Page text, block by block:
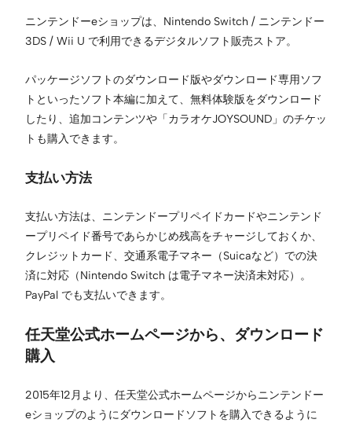
ニンテンドーeショップは、Nintendo Switch / ニンテンドー
3DS / Wii U で利用できるデジタルソフト販売ストア。
パッケージソフトのダウンロード版やダウンロード専用ソフ
トといったソフト本編に加えて、無料体験版をダウンロード
したり、追加コンテンツや「カラオケJOYSOUND」のチケッ
トも購入できます。
支払い方法
支払い方法は、ニンテンドープリペイドカードやニンテンド
ープリペイド番号であらかじめ残高をチャージしておくか、
クレジットカード、交通系電子マネー（Suicaなど）での決
済に対応（Nintendo Switch は電子マネー決済未対応）。
PayPal でも支払いできます。
任天堂公式ホームページから、ダウンロード
購入
2015年12月より、任天堂公式ホームページからニンテンドー
eショップのようにダウンロードソフトを購入できるように